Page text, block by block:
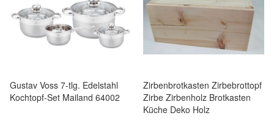
Gustav Voss 7-tlg. Edelstahl
Kochtopf-Set Mailand 64002
Zirbenbrotkasten Zirbebrottopf
Zirbe Zirbenholz Brotkasten
Küche Deko Holz